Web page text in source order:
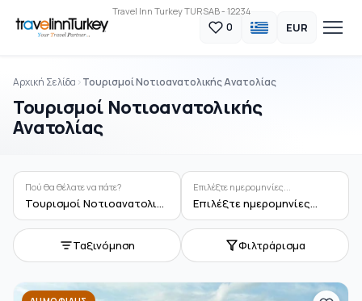
Travel Inn Turkey TURSAB - 12234
0 EUR
Αρχική Σελίδα Τουρισμοί Νοτιοανατολικής Ανατολίας
Τουρισμοί Νοτιοανατολικής
Ανατολίας
Πού θα θέλατε να πάτε?
Τουρισμοί Νοτιοανατολικής Ανατολίας
Επιλέξτε ημερομηνίες...
Επιλέξτε ημερομηνίες...
Ταξινόμηση Φιλτράρισμα